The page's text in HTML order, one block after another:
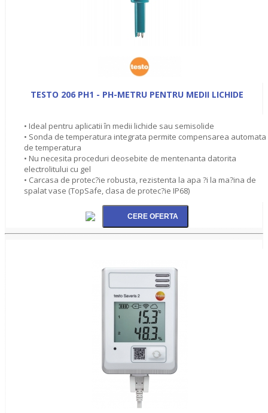
TESTO 206 PH1 - PH-METRU PENTRU MEDII LICHIDE
• Ideal pentru aplicatii în medii lichide sau semisolide
• Sonda de temperatura integrata permite compensarea automata
de temperatura
• Nu necesita proceduri deosebite de mentenanta datorita
electrolitului cu gel
• Carcasa de protec?ie robusta, rezistenta la apa ?i la ma?ina de
spalat vase (TopSafe, clasa de protec?ie IP68)